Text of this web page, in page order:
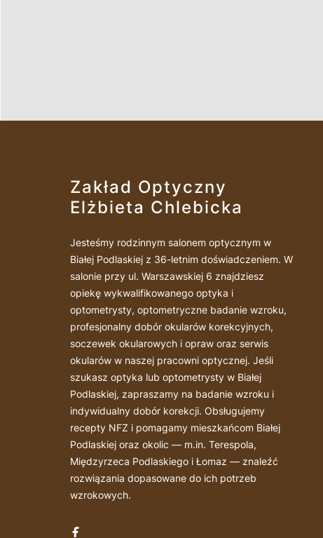
Zakład Optyczny
Elżbieta Chlebicka
Jesteśmy rodzinnym salonem optycznym w
Białej Podlaskiej z 36-letnim doświadczeniem. W
salonie przy ul. Warszawskiej 6 znajdziesz
opiekę wykwalifikowanego optyka i
optometrysty, optometryczne badanie wzroku,
profesjonalny dobór okularów korekcyjnych,
soczewek okularowych i opraw oraz serwis
okularów w naszej pracowni optycznej. Jeśli
szukasz optyka lub optometrysty w Białej
Podlaskiej, zapraszamy na badanie wzroku i
indywidualny dobór korekcji. Obsługujemy
recepty NFZ i pomagamy mieszkańcom Białej
Podlaskiej oraz okolic — m.in. Terespola,
Międzyrzeca Podlaskiego i Łomaz — znaleźć
rozwiązania dopasowane do ich potrzeb
wzrokowych.